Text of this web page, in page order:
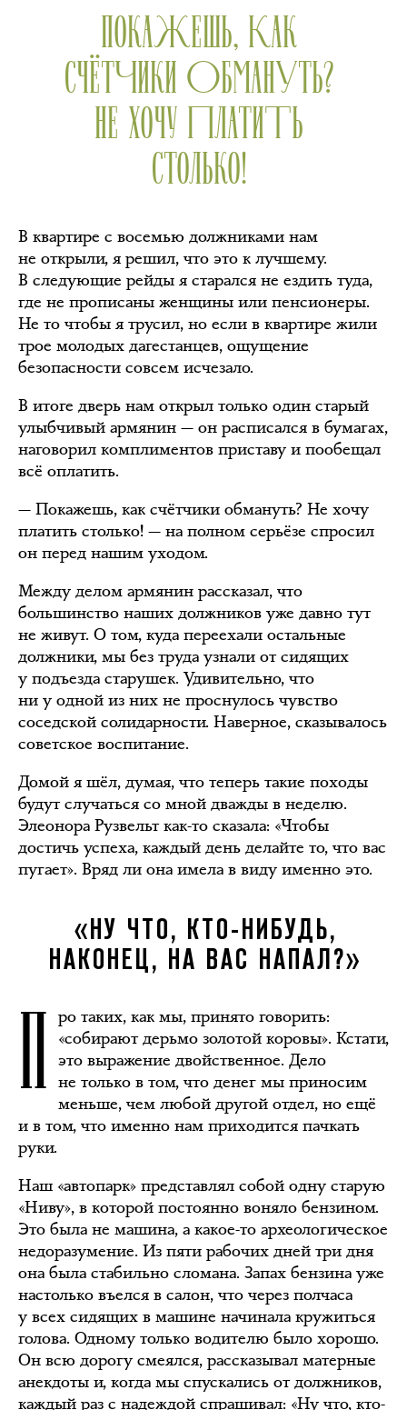
ПОКАЖЕШЬ, КАК
СЧЁТЧИКИ ОБМАНУТЬ?
НЕ ХОЧУ ПЛАТИТЬ
СТОЛЬКО!
В квартире с восемью должниками нам
не открыли, я решил, что это к лучшему.
В следующие рейды я старался не ездить туда,
где не прописаны женщины или пенсионеры.
Не то чтобы я трусил, но если в квартире жили
трое молодых дагестанцев, ощущение
безопасности совсем исчезало.
В итоге дверь нам открыл только один старый
улыбчивый армянин — он расписался в бумагах,
наговорил комплиментов приставу и пообещал
всё оплатить.
— Покажешь, как счётчики обмануть? Не хочу
платить столько! — на полном серьёзе спросил
он перед нашим уходом.
Между делом армянин рассказал, что
большинство наших должников уже давно тут
не живут. О том, куда переехали остальные
должники, мы без труда узнали от сидящих
у подъезда старушек. Удивительно, что
ни у одной из них не проснулось чувство
соседской солидарности. Наверное, сказывалось
советское воспитание.
Домой я шёл, думая, что теперь такие походы
будут случаться со мной дважды в неделю.
Элеонора Рузвельт как-то сказала: «Чтобы
достичь успеха, каждый день делайте то, что вас
пугает». Вряд ли она имела в виду именно это.
«НУ ЧТО, КТО-НИБУДЬ,
НАКОНЕЦ, НА ВАС НАПАЛ?»
П ро таких, как мы, принято говорить:
«собирают дерьмо золотой коровы». Кстати,
это выражение двойственное. Дело
не только в том, что денег мы приносим
меньше, чем любой другой отдел, но ещё
и в том, что именно нам приходится пачкать
руки.
Наш «автопарк» представлял собой одну старую
«Ниву», в которой постоянно воняло бензином.
Это была не машина, а какое-то археологическое
недоразумение. Из пяти рабочих дней три дня
она была стабильно сломана. Запах бензина уже
настолько въелся в салон, что через полчаса
у всех сидящих в машине начинала кружиться
голова. Одному только водителю было хорошо.
Он всю дорогу смеялся, рассказывал матерные
анекдоты и, когда мы спускались от должников,
каждый раз с надеждой спрашивал: «Ну что, кто-